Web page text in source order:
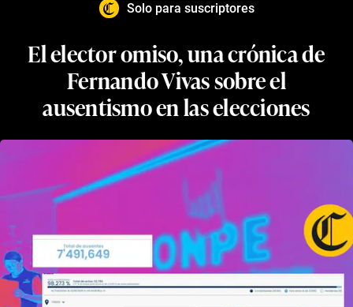
Solo para suscriptores
El elector omiso, una crónica de
Fernando Vivas sobre el
ausentismo en las elecciones